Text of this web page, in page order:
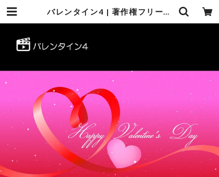
バレンタイン4 | 著作権フリーCG映像販売